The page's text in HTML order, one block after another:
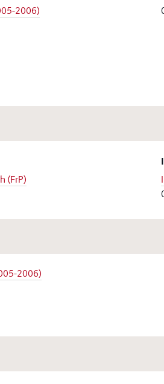
2006)
(FrP)
2006)